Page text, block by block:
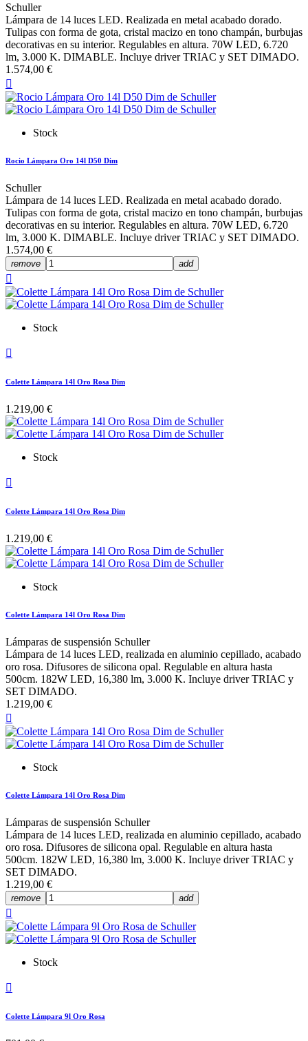
Schuller
Lámpara de 14 luces LED. Realizada en metal acabado dorado.
Tulipas con forma de gota, cristal macizo en tono champán, burbujas
decorativas en su interior. Regulables en altura. 70W LED, 6.720
lm, 3.000 K. DIMABLE. Incluye driver TRIAC y SET DIMADO.
1.574,00 €

Stock
Rocio Lámpara Oro 14l D50 Dim
Schuller
Lámpara de 14 luces LED. Realizada en metal acabado dorado.
Tulipas con forma de gota, cristal macizo en tono champán, burbujas
decorativas en su interior. Regulables en altura. 70W LED, 6.720
lm, 3.000 K. DIMABLE. Incluye driver TRIAC y SET DIMADO.
1.574,00 €
remove add

Stock

Colette Lámpara 14l Oro Rosa Dim
1.219,00 €
Stock

Colette Lámpara 14l Oro Rosa Dim
1.219,00 €
Stock
Colette Lámpara 14l Oro Rosa Dim
Lámparas de suspensión Schuller
Lámpara de 14 luces LED, realizada en aluminio cepillado, acabado
oro rosa. Difusores de silicona opal. Regulable en altura hasta
500cm. 182W LED, 16,380 lm, 3.000 K. Incluye driver TRIAC y
SET DIMADO.
1.219,00 €

Stock
Colette Lámpara 14l Oro Rosa Dim
Lámparas de suspensión Schuller
Lámpara de 14 luces LED, realizada en aluminio cepillado, acabado
oro rosa. Difusores de silicona opal. Regulable en altura hasta
500cm. 182W LED, 16,380 lm, 3.000 K. Incluye driver TRIAC y
SET DIMADO.
1.219,00 €
remove add

Stock

Colette Lámpara 9l Oro Rosa